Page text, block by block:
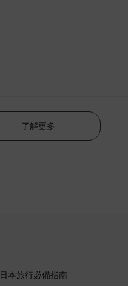
了解更多
日本旅行必備指南